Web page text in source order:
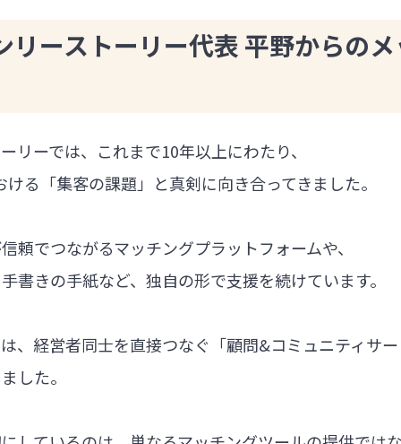
リーストーリー代表 平野からの
リーでは、これまで10年以上にわたり、
る「集客の課題」と真剣に向き合ってきました。
頼でつながるマッチングプラットフォームや、
書きの手紙など、独自の形で支援を続けています。
、経営者同士を直接つなぐ「顧問&コミュニティサ
した。